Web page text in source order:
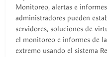
Monitoreo, alertas e
administradores pueden
servidores, soluciones de
el monitoreo e informes de
extremo usando el sistema